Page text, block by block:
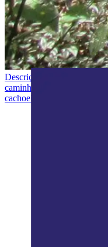
Descrição da imagem:
caminham juntas, com
cachoeira é visível através